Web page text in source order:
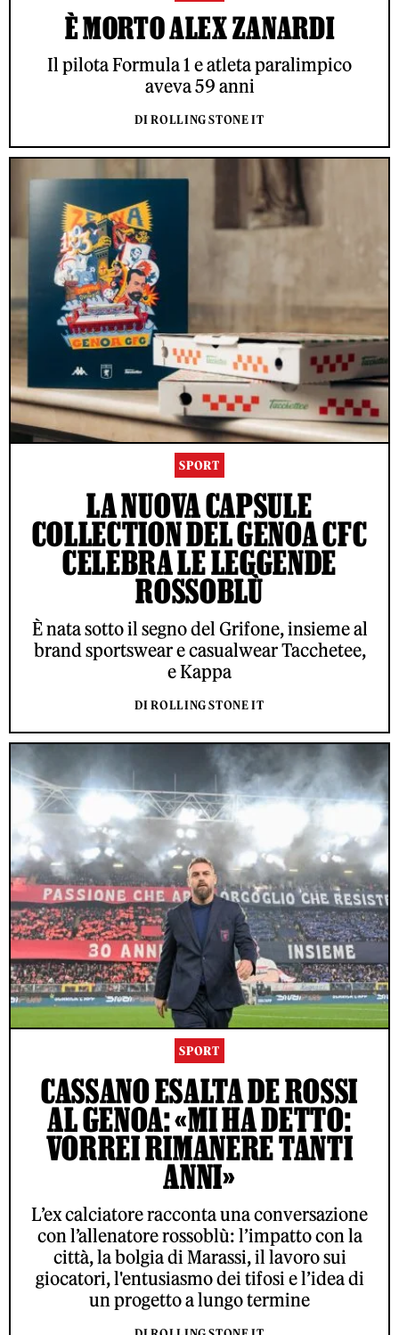
È MORTO ALEX ZANARDI
Il pilota Formula 1 e atleta paralimpico
aveva 59 anni
DI ROLLING STONE IT
SPORT
LA NUOVA CAPSULE
COLLECTION DEL GENOA CFC
CELEBRA LE LEGGENDE
ROSSOBLÙ
È nata sotto il segno del Grifone, insieme al
brand sportswear e casualwear Tacchetee,
e Kappa
DI ROLLING STONE IT
SPORT
CASSANO ESALTA DE ROSSI
AL GENOA: «MI HA DETTO:
VORREI RIMANERE TANTI
ANNI»
L’ex calciatore racconta una conversazione
con l’allenatore rossoblù: l’impatto con la
città, la bolgia di Marassi, il lavoro sui
giocatori, l'entusiasmo dei tifosi e l’idea di
un progetto a lungo termine